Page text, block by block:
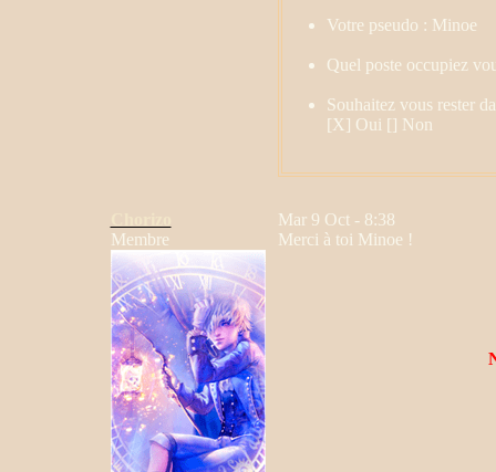
Votre pseudo : Minoe
Quel poste occupiez
Souhaitez vous rester
[X] Oui [] Non
Membre
Mar 9 Oct - 8:38
Merci à toi Minoe !